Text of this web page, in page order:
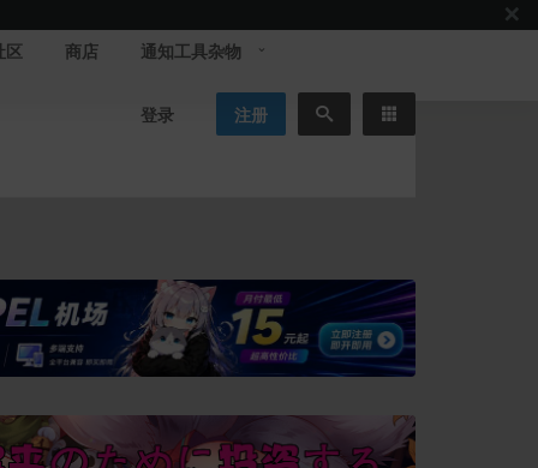
区 商店 通知工具杂物
登录 注册